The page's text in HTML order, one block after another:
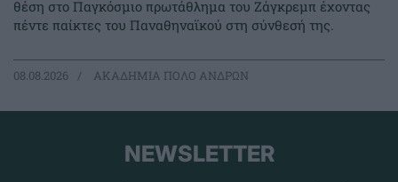
θέση στο Παγκόσμιο πρωτάθλημα του Ζάγκρεμπ έχοντας
πέντε παίκτες του Παναθηναϊκού στη σύνθεσή της.
08.08.2026 ΑΚΑΔΗΜΙΑ ΠΟΛΟ ΑΝΔΡΩΝ
NEWSLETTER